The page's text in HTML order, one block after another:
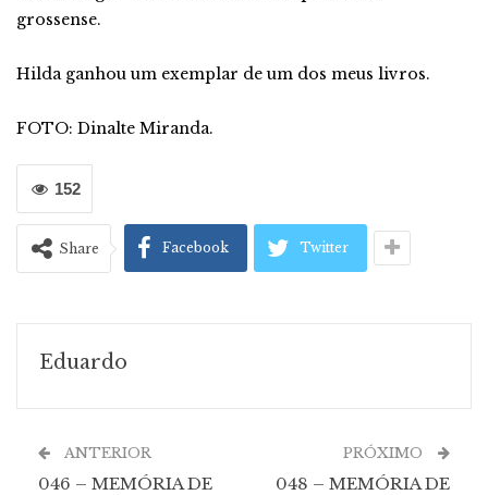
grossense.
Hilda ganhou um exemplar de um dos meus livros.
FOTO: Dinalte Miranda.
152
Share Facebook Twitter
Eduardo
ANTERIOR
046 – MEMÓRIA DE
PRÓXIMO
048 – MEMÓRIA DE